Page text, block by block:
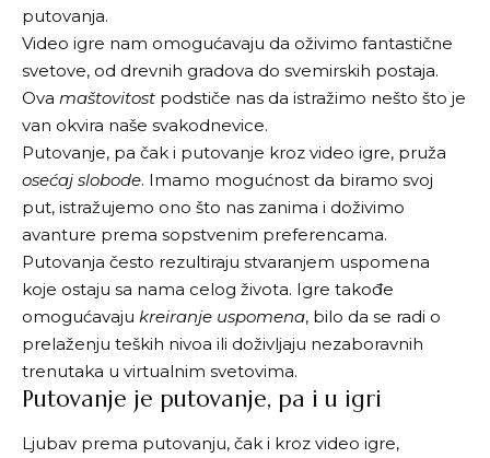
putovanja.
Video igre nam omogućavaju da oživimo fantastične
svetove, od drevnih gradova do svemirskih postaja.
Ova maštovitost podstiče nas da istražimo nešto što je
van okvira naše svakodnevice.
Putovanje, pa čak i putovanje kroz video igre, pruža
osećaj slobode. Imamo mogućnost da biramo svoj
put, istražujemo ono što nas zanima i doživimo
avanture prema sopstvenim preferencama.
Putovanja često rezultiraju stvaranjem uspomena
koje ostaju sa nama celog života. Igre takođe
omogućavaju kreiranje uspomena, bilo da se radi o
prelaženju teških nivoa ili doživljaju nezaboravnih
trenutaka u virtualnim svetovima.
Putovanje je putovanje, pa i u igri
Ljubav prema putovanju, čak i kroz video igre,